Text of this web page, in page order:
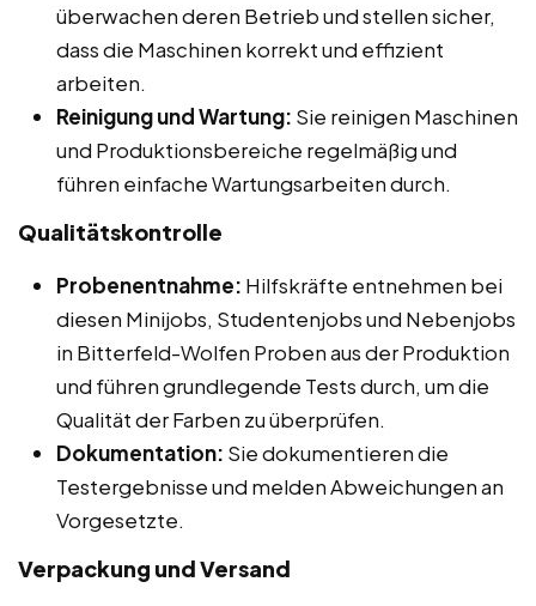
überwachen deren Betrieb und stellen sicher,
dass die Maschinen korrekt und effizient
arbeiten.
Reinigung und Wartung: Sie reinigen Maschinen
und Produktionsbereiche regelmäßig und
führen einfache Wartungsarbeiten durch.
Qualitätskontrolle
Probenentnahme: Hilfskräfte entnehmen bei
diesen Minijobs, Studentenjobs und Nebenjobs
in Bitterfeld-Wolfen Proben aus der Produktion
und führen grundlegende Tests durch, um die
Qualität der Farben zu überprüfen.
Dokumentation: Sie dokumentieren die
Testergebnisse und melden Abweichungen an
Vorgesetzte.
Verpackung und Versand